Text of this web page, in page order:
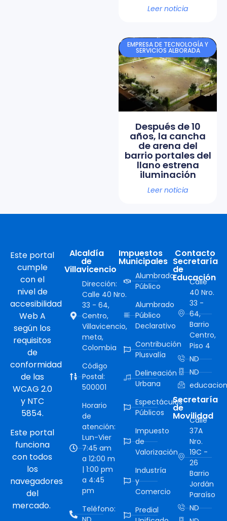
Leer noticia
EMPRESA DE TECNOLOGÍA Y
SERVICIOS ALBORADA
Después de 10
años, la cancha
de arena del
barrio portales del
llano estrena
iluminación
Leer noticia
Este portal
cumple
con el
nivel de
accesibilidad
Web A
según los
requisitos
de
conformidad
de las
WCAG 2.0
y NTC
5854.
Este portal
funciona
con todos
los
navegadores
del
mercado.
Alcaldía
de
Villavicencio
Dirección:
Calle 40 Nro.
33 - 64,
Centro,
Villavicencio,
meta,
Colombia
Código
Postal:
500001
Horario
de
atención:
Lun-Vier
7:45 am
a 12:00 m
| 1:00 pm
a 4:45
pm
Teléfono:
Impuestos
Municipales
Alumbrado
Público
Alumbrado
Público
Declarativo
Contribución
Plusvalía
Delineación
Urbana
Espectáculos
Públicos
Impuesto
de
Valorización
Industría
y
Comercio
Predial
Contacto
Secretaría
de
Educación
Calle
40 Nro.
33 -
64,
Barrio
Centro,
Piso 4
ND
ND
Secretaría
de
Movilidad
Calle
37A
Nro.
19C -
26
Barrio
Jordán
Paraíso
ND